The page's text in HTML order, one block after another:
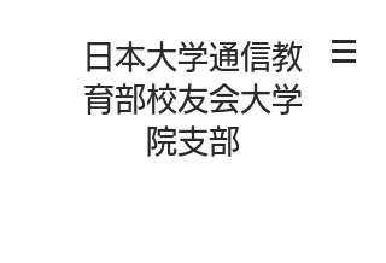
日本大学通信教
育部校友会大学
院支部